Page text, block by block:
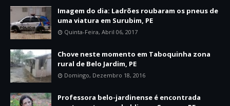
Imagem do dia: Ladrões roubaram os pneus de
uma viatura em Surubim, PE
Quinta-Feira, Abril 06, 2017
Chove neste momento em Taboquinha zona
rural de Belo Jardim, PE
Domingo, Dezembro 18, 2016
Professora belo-jardinense é encontrada